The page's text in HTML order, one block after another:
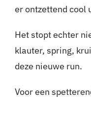
er ontzettend cool
Het stopt echter
klauter, spring,
deze nieuwe run.
Voor een